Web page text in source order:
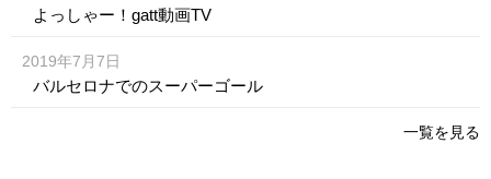
よっしゃー！gatt動画TV
2019年7月7日
バルセロナでのスーパーゴール
一覧を見る